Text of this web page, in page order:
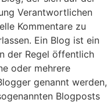
Verantwortlichen
Kommentare zu
Ein Blog ist ein
der Regel öffentlich
oder mehrere
genannt werden,
Blogposts